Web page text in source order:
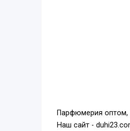
Парфюмерия оптом,
Наш сайт -